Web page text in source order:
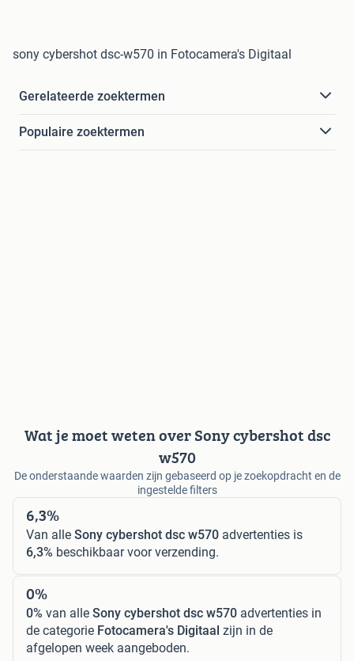
sony cybershot dsc-w570 in Fotocamera's Digitaal
Gerelateerde zoektermen
Populaire zoektermen
Wat je moet weten over Sony cybershot dsc
w570
De onderstaande waarden zijn gebaseerd op je zoekopdracht en de
ingestelde filters
6,3%
Van alle Sony cybershot dsc w570 advertenties is
6,3% beschikbaar voor verzending.
0%
0% van alle Sony cybershot dsc w570 advertenties in
de categorie Fotocamera's Digitaal zijn in de
afgelopen week aangeboden.